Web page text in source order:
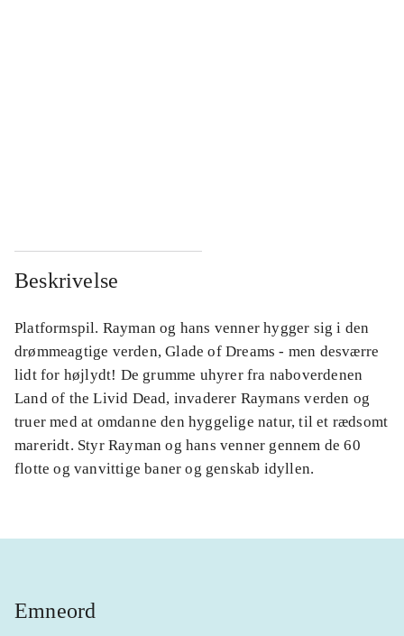
Beskrivelse
Platformspil. Rayman og hans venner hygger sig i den
drømmeagtige verden, Glade of Dreams - men desværre
lidt for højlydt! De grumme uhyrer fra naboverdenen
Land of the Livid Dead, invaderer Raymans verden og
truer med at omdanne den hyggelige natur, til et rædsomt
mareridt. Styr Rayman og hans venner gennem de 60
flotte og vanvittige baner og genskab idyllen.
Emneord